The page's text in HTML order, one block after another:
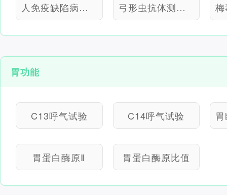
人免疫缺陷病毒抗体 弓形虫抗体测定（定性）
胃功能
C13呼气试验 C14呼气试验
胃蛋白酶原Ⅱ 胃蛋白酶原比值